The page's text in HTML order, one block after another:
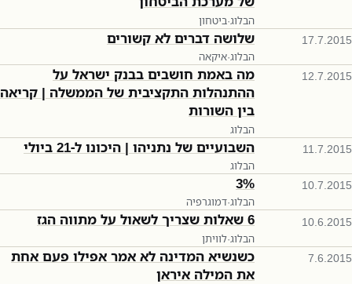
הבלוג·ביטחון
17.7.2015 שלושה דברים לא קשורים
הבלוג·איקאה
12.7.2015
מה באמת חושבים בבנק ישראל על
ההתנהלות התקציבית של הממשלה | קריאה
בין השורות
הבלוג
11.7.2015 השבועיים של נתניהו | היכונו ל-21 ביולי
הבלוג
10.7.2015
3%
הבלוג·דמוגרפיה
10.6.2015 6 שאלות שצריך לשאול על מתווה הגז
הבלוג·לוויתן
7.6.2015
כשנשיא המדינה לא אמר אפילו פעם אחת
את המילה איראן